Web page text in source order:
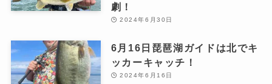
劇！
2024年6月30日
6月16日琵琶湖ガイドは北でキ
ッカーキャッチ！
2024年6月16日